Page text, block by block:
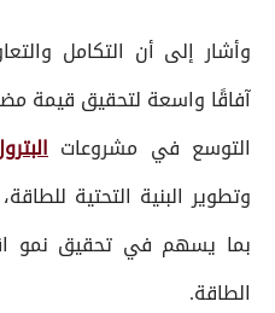
وأشار إلى أن التكامل
آفاقًا واسعة لتحقيق قيمة
التوسع في مشروعات
وتطوير البنية التحتية
بما يسهم في تحقيق نمو
الطاقة.